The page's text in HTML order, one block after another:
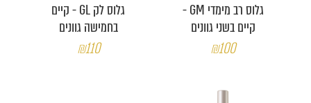
גלוס רב מימדי GM -
קיים בשני גוונים
₪100
גלוס לק GL - קיים
בחמישה גוונים
₪110